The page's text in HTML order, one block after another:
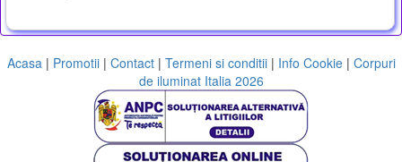
Acasa | Promotii| Contact| Termeni si conditii| Info Cookie| Corpuri
de iluminat Italia 2026